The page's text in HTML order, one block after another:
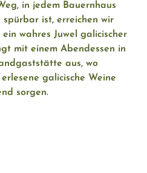
in jedem Bauernhaus
ist, erreichen wir
wahres Juwel galicischer
mit einem Abendessen in
aus, wo
galicische Weine
sorgen.